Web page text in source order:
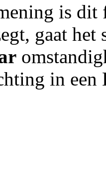
is dit
gaat het
in een